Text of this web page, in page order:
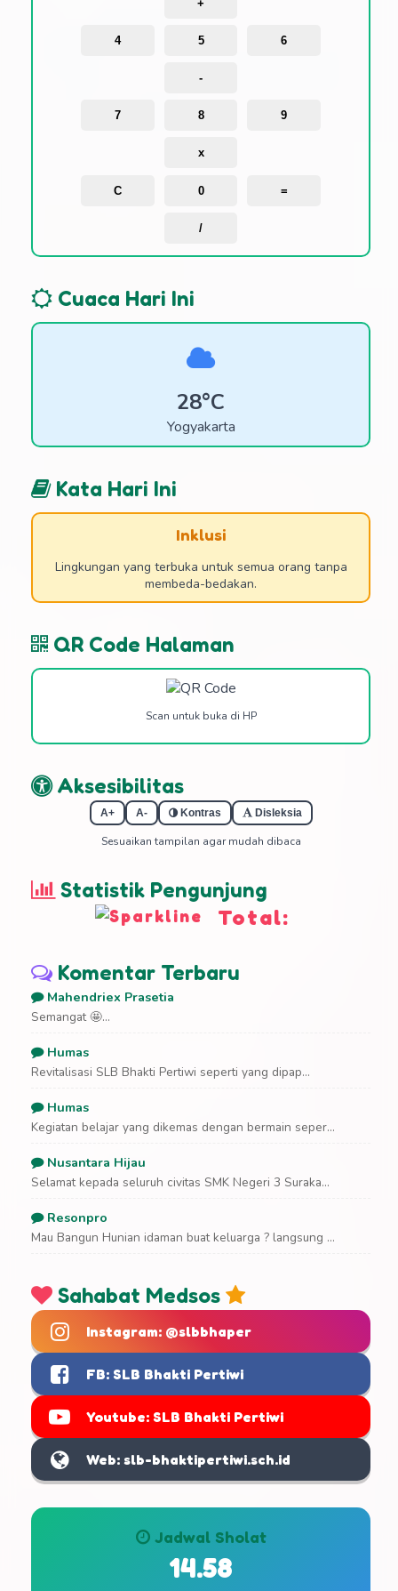
+
4 5 6
-
7 8 9
x
C 0 =
/
Cuaca Hari Ini
28°C
Yogyakarta
Kata Hari Ini
Inklusi
Lingkungan yang terbuka untuk semua orang tanpa
membeda-bedakan.
QR Code Halaman
Scan untuk buka di HP
Aksesibilitas
A+ A- Kontras Disleksia
Sesuaikan tampilan agar mudah dibaca
Statistik Pengunjung
Total:
Komentar Terbaru
Mahendriex Prasetia
Semangat 🤩...
Humas
Revitalisasi SLB Bhakti Pertiwi seperti yang dipap...
Humas
Kegiatan belajar yang dikemas dengan bermain seper...
Nusantara Hijau
Selamat kepada seluruh civitas SMK Negeri 3 Suraka...
Resonpro
Mau Bangun Hunian idaman buat keluarga ? langsung ...
Sahabat Medsos
Instagram: @slbbhaper
FB: SLB Bhakti Pertiwi
Youtube: SLB Bhakti Pertiwi
Web: slb-bhaktipertiwi.sch.id
Jadwal Sholat
14.58